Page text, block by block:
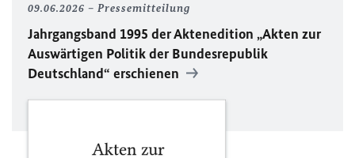
09.06.2026 Pressemitteilung
Jahrgangsband 1995 der Aktenedition „Akten zur
Auswärtigen Politik der Bundesrepublik
Deutschland“ erschienen